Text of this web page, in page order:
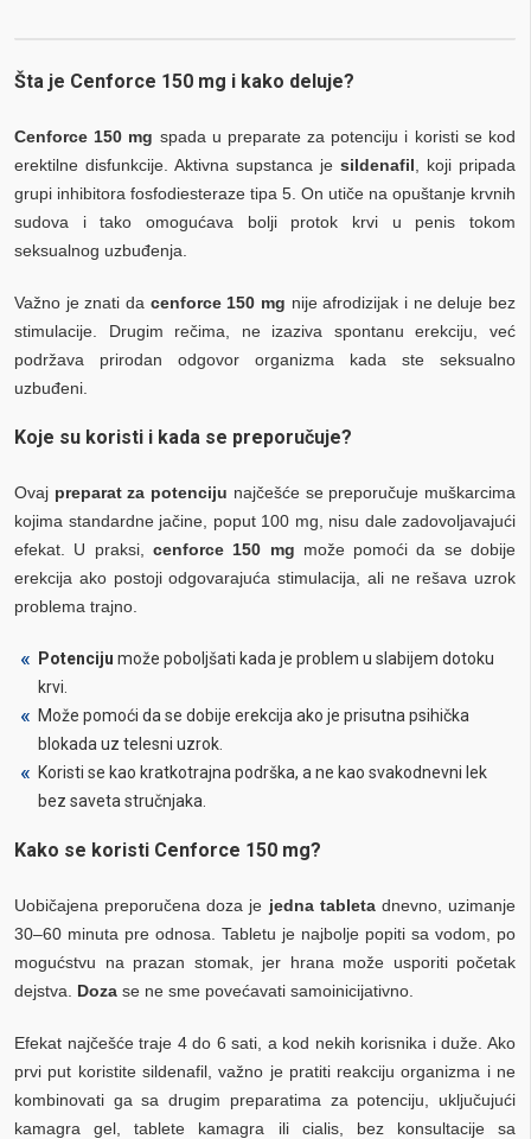
Šta je Cenforce 150 mg i kako deluje?
Cenforce 150 mg spada u preparate za potenciju i koristi se kod
erektilne disfunkcije. Aktivna supstanca je sildenafil , koji pripada
grupi inhibitora fosfodiesteraze tipa 5. On utiče na opuštanje krvnih
sudova i tako omogućava bolji protok krvi u penis tokom
seksualnog uzbuđenja.
Važno je znati da cenforce 150 mg nije afrodizijak i ne deluje bez
stimulacije. Drugim rečima, ne izaziva spontanu erekciju, već
podržava prirodan odgovor organizma kada ste seksualno
uzbuđeni.
Koje su koristi i kada se preporučuje?
Ovaj preparat za potenciju najčešće se preporučuje muškarcima
kojima standardne jačine, poput 100 mg, nisu dale zadovoljavajući
efekat. U praksi, cenforce 150 mg može pomoći da se dobije
erekcija ako postoji odgovarajuća stimulacija, ali ne rešava uzrok
problema trajno.
Potenciju može poboljšati kada je problem u slabijem dotoku
krvi.
Može pomoći da se dobije erekcija ako je prisutna psihička
blokada uz telesni uzrok.
Koristi se kao kratkotrajna podrška, a ne kao svakodnevni lek
bez saveta stručnjaka.
Kako se koristi Cenforce 150 mg?
Uobičajena preporučena doza je jedna tabletadnevno, uzimanje
30–60 minuta pre odnosa. Tabletu je najbolje popiti sa vodom, po
mogućstvu na prazan stomak, jer hrana može usporiti početak
dejstva. Doza se ne sme povećavati samoinicijativno.
Efekat najčešće traje 4 do 6 sati, a kod nekih korisnika i duže. Ako
prvi put koristite sildenafil, važno je pratiti reakciju organizma i ne
kombinovati ga sa drugim preparatima za potenciju, uključujući
kamagra gel, tablete kamagra ili cialis, bez konsultacije sa